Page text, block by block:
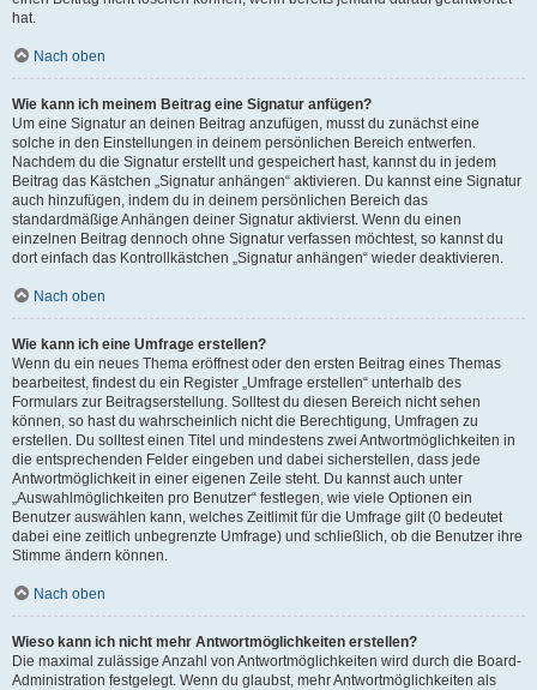
hat.
Nach oben
Wie kann ich meinem Beitrag eine Signatur anfügen?
Um eine Signatur an deinen Beitrag anzufügen, musst du zunächst eine
solche in den Einstellungen in deinem persönlichen Bereich entwerfen.
Nachdem du die Signatur erstellt und gespeichert hast, kannst du in jedem
Beitrag das Kästchen „Signatur anhängen“ aktivieren. Du kannst eine Signatur
auch hinzufügen, indem du in deinem persönlichen Bereich das
standardmäßige Anhängen deiner Signatur aktivierst. Wenn du einen
einzelnen Beitrag dennoch ohne Signatur verfassen möchtest, so kannst du
dort einfach das Kontrollkästchen „Signatur anhängen“ wieder deaktivieren.
Nach oben
Wie kann ich eine Umfrage erstellen?
Wenn du ein neues Thema eröffnest oder den ersten Beitrag eines Themas
bearbeitest, findest du ein Register „Umfrage erstellen“ unterhalb des
Formulars zur Beitragserstellung. Solltest du diesen Bereich nicht sehen
können, so hast du wahrscheinlich nicht die Berechtigung, Umfragen zu
erstellen. Du solltest einen Titel und mindestens zwei Antwortmöglichkeiten in
die entsprechenden Felder eingeben und dabei sicherstellen, dass jede
Antwortmöglichkeit in einer eigenen Zeile steht. Du kannst auch unter
„Auswahlmöglichkeiten pro Benutzer“ festlegen, wie viele Optionen ein
Benutzer auswählen kann, welches Zeitlimit für die Umfrage gilt (0 bedeutet
dabei eine zeitlich unbegrenzte Umfrage) und schließlich, ob die Benutzer ihre
Stimme ändern können.
Nach oben
Wieso kann ich nicht mehr Antwortmöglichkeiten erstellen?
Die maximal zulässige Anzahl von Antwortmöglichkeiten wird durch die Board-
Administration festgelegt. Wenn du glaubst, mehr Antwortmöglichkeiten als